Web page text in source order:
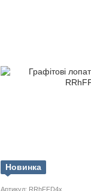
Новинка
Артикул: RRhFFD4x